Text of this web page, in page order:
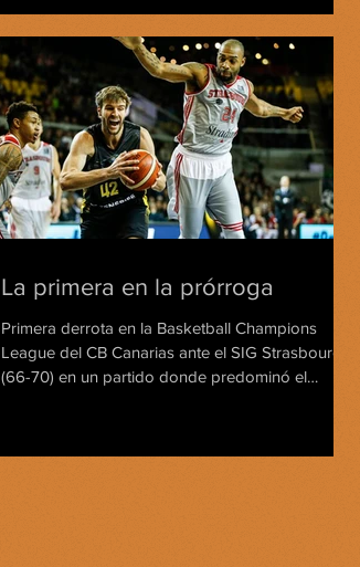
La primera en la prórroga
Primera derrota en la Basketball Champions
League del CB Canarias ante el SIG Strasbourg
(66-70) en un partido donde predominó el